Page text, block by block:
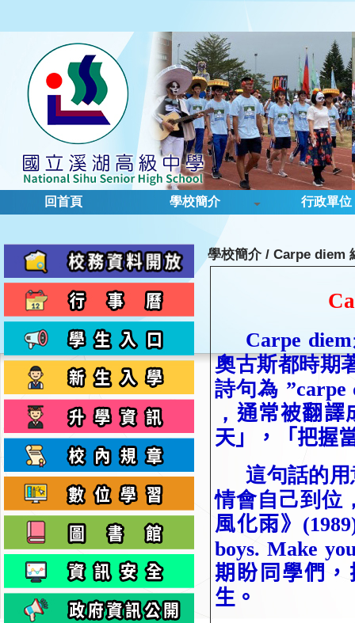
回首頁 學校簡介 行政單位
學校簡介/ Carpe diem
Carpe diem
奧古斯都時期
詩句為 ”carpe
， 通常被翻譯
天」，「把握
這句話的
情會自己到位
風化雨》
boys. Make
期盼同學們
生。